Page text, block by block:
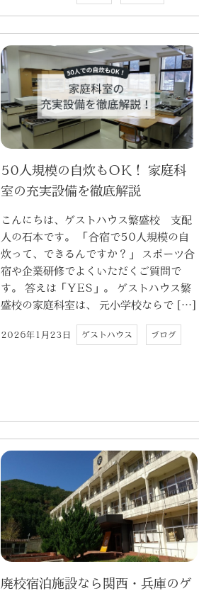
50人規模の自炊もOK！ 家庭科
室の充実設備を徹底解説
こんにちは、ゲストハウス繁盛校 支配
人の石本です。 「合宿で50人規模の自
炊って、できるんですか？」 スポーツ合
宿や企業研修でよくいただくご質問で
す。 答えは「YES」。 ゲストハウス繁
盛校の家庭科室は、 元小学校ならで […]
2026年1月23日 ゲストハウス ブログ
廃校宿泊施設なら関西・兵庫のゲ